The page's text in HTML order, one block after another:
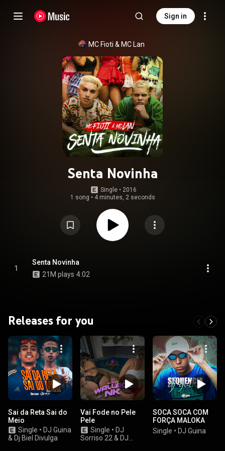
Sign in
MC Fioti & MC Lan
Senta Novinha
Single • 2016
1 song • 4 minutes, 2 seconds
1
Senta Novinha
21M plays 4:02
Releases for you
Sai da Reta Sai do
Meio
Single • DJ Guina
& Dj Biel Divulga
Vai Fode no Pele
Pele
Single • DJ
Sorriso 22 & DJ
SOCA SOCA COM
FORÇA MALOKA
(feat. MC Menor do
Engenho & MC
Single • DJ Guina